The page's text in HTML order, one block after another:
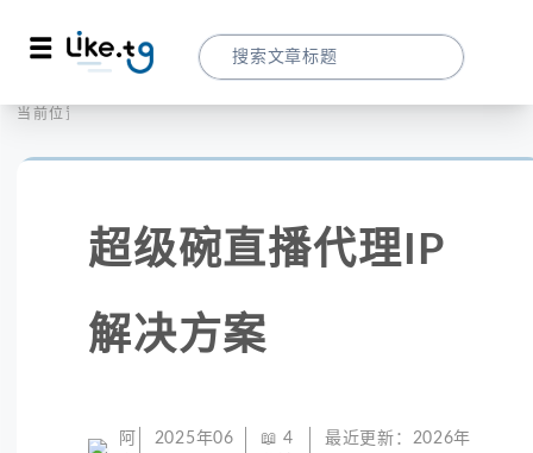
当前位置：
超级碗直播代理IP
解决方案
阿
2025年06
📖 4
最近更新： 2026年